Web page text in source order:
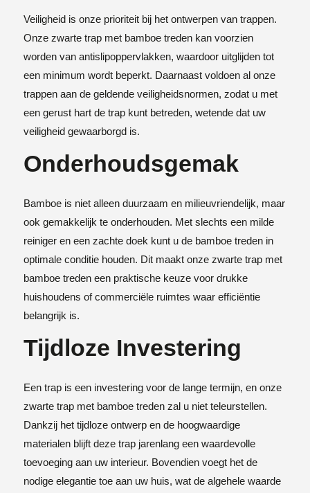
Veiligheid is onze prioriteit bij het ontwerpen van trappen.
Onze zwarte trap met bamboe treden kan voorzien
worden van antislipoppervlakken, waardoor uitglijden tot
een minimum wordt beperkt. Daarnaast voldoen al onze
trappen aan de geldende veiligheidsnormen, zodat u met
een gerust hart de trap kunt betreden, wetende dat uw
veiligheid gewaarborgd is.
Onderhoudsgemak
Bamboe is niet alleen duurzaam en milieuvriendelijk, maar
ook gemakkelijk te onderhouden. Met slechts een milde
reiniger en een zachte doek kunt u de bamboe treden in
optimale conditie houden. Dit maakt onze zwarte trap met
bamboe treden een praktische keuze voor drukke
huishoudens of commerciële ruimtes waar efficiëntie
belangrijk is.
Tijdloze Investering
Een trap is een investering voor de lange termijn, en onze
zwarte trap met bamboe treden zal u niet teleurstellen.
Dankzij het tijdloze ontwerp en de hoogwaardige
materialen blijft deze trap jarenlang een waardevolle
toevoeging aan uw interieur. Bovendien voegt het de
nodige elegantie toe aan uw huis, wat de algehele waarde